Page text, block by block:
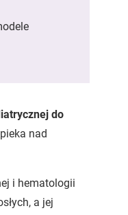
do
nad
i hematologii
a jej